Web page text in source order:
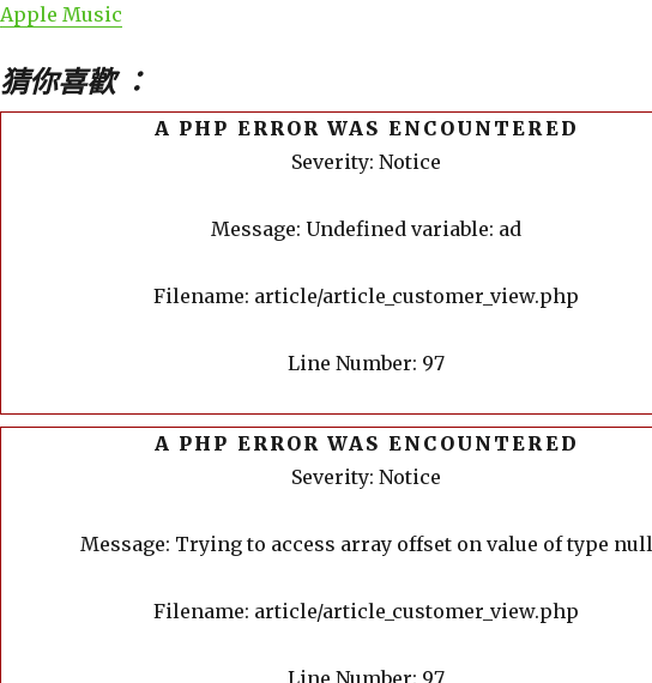
Apple Music
猜你喜歡 ：
A PHP ERROR WAS ENCOUNTERED
Severity: Notice
Message: Undefined variable: ad
Filename: article/article_customer_view.php
Line Number: 97
A PHP ERROR WAS ENCOUNTERED
Severity: Notice
Message: Trying to access array offset on value of type null
Filename: article/article_customer_view.php
Line Number: 97